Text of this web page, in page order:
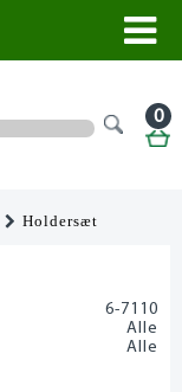
0
Holdersæt
6-7110
Alle
Alle